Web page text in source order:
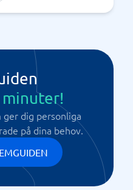
minuter!
ger dig personliga
på dina behov.